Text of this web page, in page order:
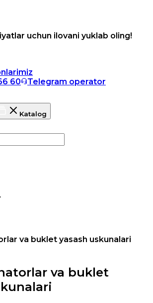
uchun ilovani yuklab oling!
60
Telegram operator
Katalog
va buklet yasash uskunalari
va buklet